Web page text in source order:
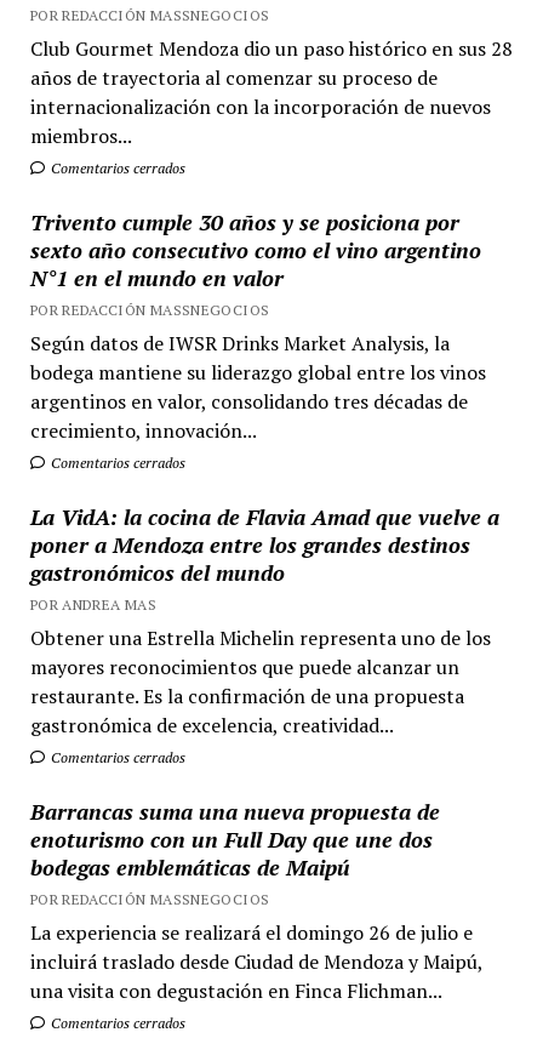
POR REDACCIÓN MASSNEGOCIOS
Club Gourmet Mendoza dio un paso histórico en sus 28
años de trayectoria al comenzar su proceso de
internacionalización con la incorporación de nuevos
miembros...
Comentarios cerrados
Trivento cumple 30 años y se posiciona por
sexto año consecutivo como el vino argentino
N°1 en el mundo en valor
POR REDACCIÓN MASSNEGOCIOS
Según datos de IWSR Drinks Market Analysis, la
bodega mantiene su liderazgo global entre los vinos
argentinos en valor, consolidando tres décadas de
crecimiento, innovación...
Comentarios cerrados
La VidA: la cocina de Flavia Amad que vuelve a
poner a Mendoza entre los grandes destinos
gastronómicos del mundo
POR ANDREA MAS
Obtener una Estrella Michelin representa uno de los
mayores reconocimientos que puede alcanzar un
restaurante. Es la confirmación de una propuesta
gastronómica de excelencia, creatividad...
Comentarios cerrados
Barrancas suma una nueva propuesta de
enoturismo con un Full Day que une dos
bodegas emblemáticas de Maipú
POR REDACCIÓN MASSNEGOCIOS
La experiencia se realizará el domingo 26 de julio e
incluirá traslado desde Ciudad de Mendoza y Maipú,
una visita con degustación en Finca Flichman...
Comentarios cerrados